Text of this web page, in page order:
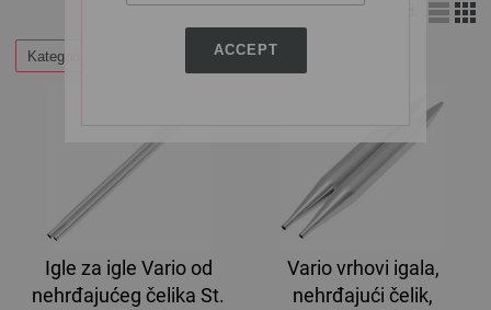
ACCEPT
Kategorije
Igle za igle Vario od
nehrđajućeg čelika St.
Vario vrhovi igala,
nehrđajući čelik,